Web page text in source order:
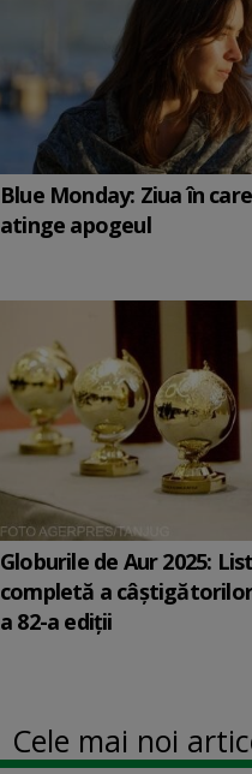
Blue Monday: Ziua în
atinge apogeul
Globurile de Aur 2025:
completă a
a 82-a ediții
Cele mai noi